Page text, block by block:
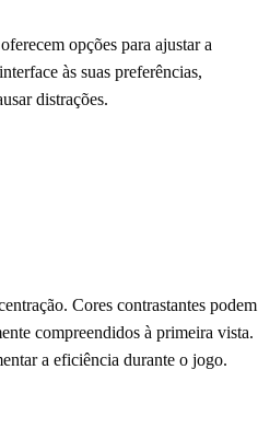
opções para ajustar a
às suas preferências,
distrações.
Cores contrastantes podem
compreendidos à primeira vista.
a eficiência durante o jogo.